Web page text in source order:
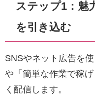
ステップ1：魅
を引き込む
SNSやネット広告を
や「簡単な作業で稼
く配信します。